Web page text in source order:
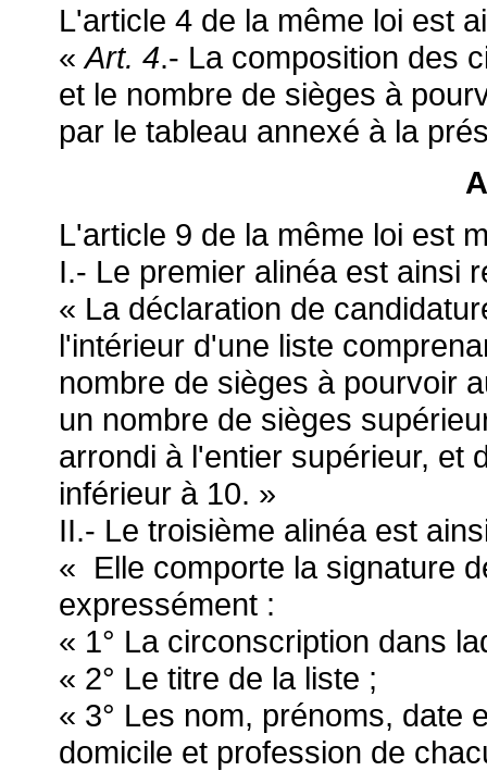
L'article 4 de la même loi est
«Art. 4.- La composition des
et le nombre de sièges à
par le tableau annexé à la
L'article 9 de la même loi est
I.- Le premier alinéa est ainsi
« La déclaration de
l'intérieur d'une liste
nombre de sièges à pourvoir
un nombre de sièges
arrondi à l'entier supérieur, et
inférieur à 10. »
II.- Le troisième alinéa est
« Elle comporte la signature
expressément :
« 1° La circonscription dans
« 2° Le titre de la liste ;
« 3° Les nom, prénoms, date
domicile et profession de